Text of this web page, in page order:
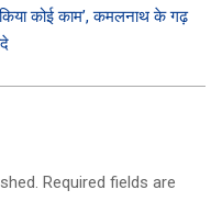
कोई काम’, कमलनाथ के गढ़
Required fields are